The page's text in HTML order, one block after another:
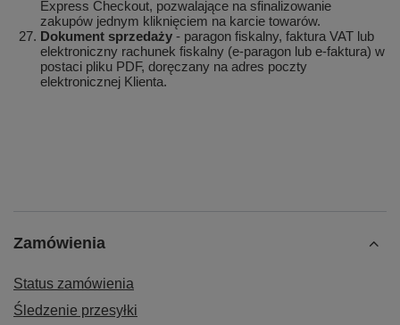
Express Checkout, pozwalające na sfinalizowanie
zakupów jednym kliknięciem na karcie towarów.
Dokument sprzedaży - paragon fiskalny, faktura VAT lub
elektroniczny rachunek fiskalny (e-paragon lub e-faktura) w
postaci pliku PDF, doręczany na adres poczty
elektronicznej Klienta.
Zamówienia
Status zamówienia
Śledzenie przesyłki